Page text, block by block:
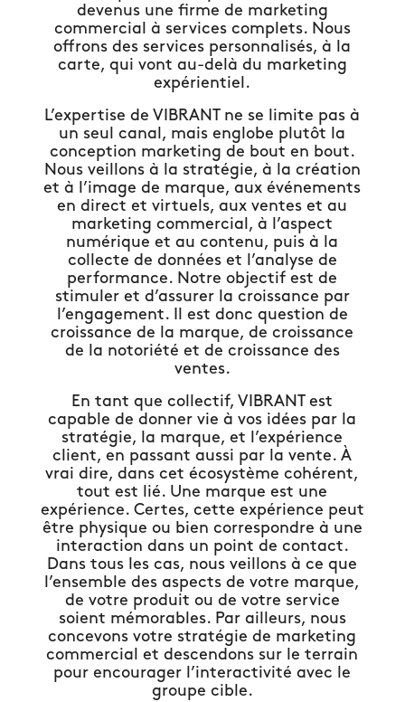
devenus une firme de marketing
commercial à services complets. Nous
offrons des services personnalisés, à la
carte, qui vont au-delà du marketing
expérientiel.
L’expertise de VIBRANT ne se limite pas à
un seul canal, mais englobe plutôt la
conception marketing de bout en bout.
Nous veillons à la stratégie, à la création
et à l’image de marque, aux événements
en direct et virtuels, aux ventes et au
marketing commercial, à l’aspect
numérique et au contenu, puis à la
collecte de données et l’analyse de
performance. Notre objectif est de
stimuler et d’assurer la croissance par
l’engagement. Il est donc question de
croissance de la marque, de croissance
de la notoriété et de croissance des
ventes.
En tant que collectif, VIBRANT est
capable de donner vie à vos idées par la
stratégie, la marque, et l’expérience
client, en passant aussi par la vente. À
vrai dire, dans cet écosystème cohérent,
tout est lié. Une marque est une
expérience. Certes, cette expérience peut
être physique ou bien correspondre à une
interaction dans un point de contact.
Dans tous les cas, nous veillons à ce que
l’ensemble des aspects de votre marque,
de votre produit ou de votre service
soient mémorables. Par ailleurs, nous
concevons votre stratégie de marketing
commercial et descendons sur le terrain
pour encourager l’interactivité avec le
groupe cible.